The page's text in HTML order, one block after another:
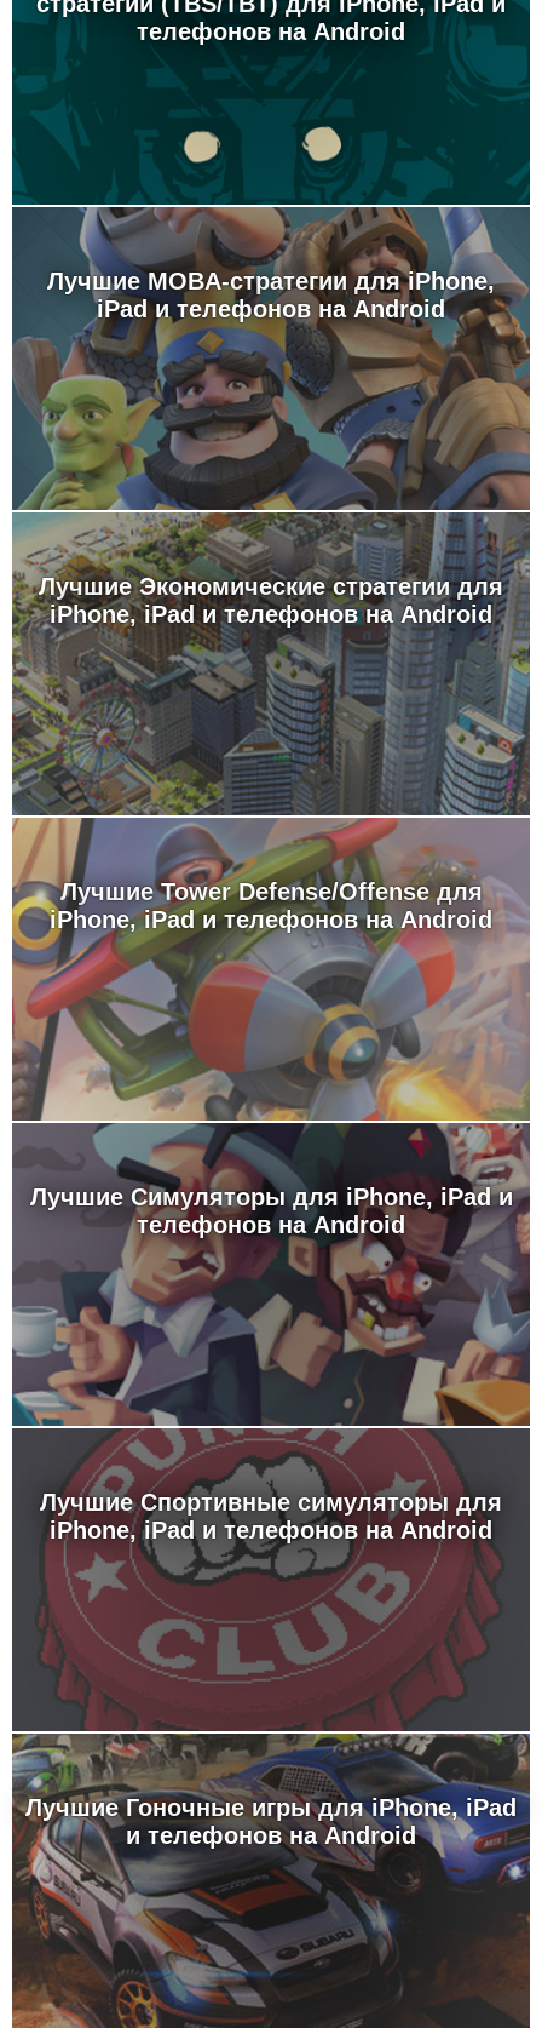
телефонов на Android
Лучшие MOBA-стратегии для iPhone,
iPad и телефонов на Android
Лучшие Экономические стратегии для
iPhone, iPad и телефонов на Android
Лучшие Tower Defense/Offense для
iPhone, iPad и телефонов на Android
Лучшие Симуляторы для iPhone, iPad и
телефонов на Android
Лучшие Спортивные симуляторы для
iPhone, iPad и телефонов на Android
Лучшие Гоночные игры для iPhone, iPad
и телефонов на Android